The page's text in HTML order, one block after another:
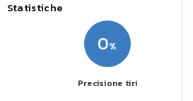
Statistiche
0
Precisione tiri